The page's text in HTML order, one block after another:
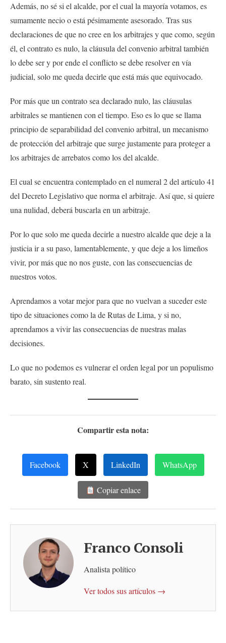
Además, no sé si el alcalde, por el cual la mayoría votamos, es
sumamente necio o está pésimamente asesorado. Tras sus
declaraciones de que no cree en los arbitrajes y que como, según
él, el contrato es nulo, la cláusula del convenio arbitral también
lo debe ser y por ende el conflicto se debe resolver en vía
judicial, solo me queda decirle que está más que equivocado.
Por más que un contrato sea declarado nulo, las cláusulas
arbitrales se mantienen con el tiempo. Eso es lo que se llama
principio de separabilidad del convenio arbitral, un mecanismo
de protección del arbitraje que surge justamente para proteger a
los arbitrajes de arrebatos como los del alcalde.
El cual se encuentra contemplado en el numeral 2 del artículo 41
del Decreto Legislativo que norma el arbitraje. Así que, si quiere
una nulidad, deberá buscarla en un arbitraje.
Por lo que solo me queda decirle a nuestro alcalde que deje a la
justicia ir a su paso, lamentablemente, y que deje a los limeños
vivir, por más que no nos guste, con las consecuencias de
nuestros votos.
Aprendamos a votar mejor para que no vuelvan a suceder este
tipo de situaciones como la de Rutas de Lima, y si no,
aprendamos a vivir las consecuencias de nuestras malas
decisiones.
Lo que no podemos es vulnerar el orden legal por un populismo
barato, sin sustento real.
Compartir esta nota:
Facebook X LinkedIn WhatsApp
Copiar enlace
Franco Consoli
Analista político
Ver todos sus artículos →